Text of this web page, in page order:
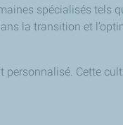
spécialisés tels
la transition et
Cette